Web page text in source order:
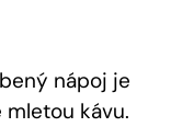
nápoj je
kávu.